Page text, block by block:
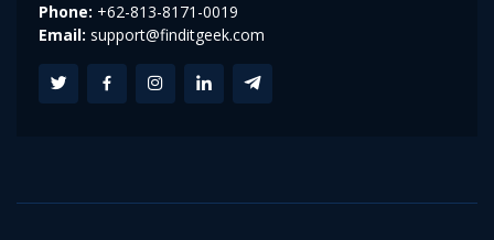
Phone: +62-813-8171-0019
Email: support@finditgeek.com